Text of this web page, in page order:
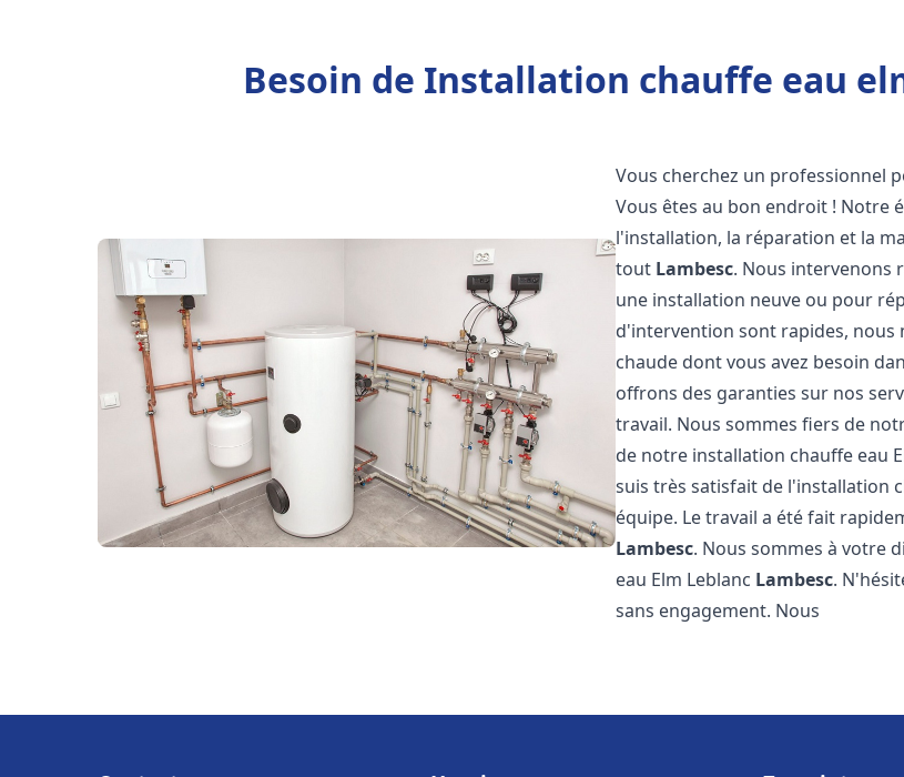
Besoin de Installation chauffe eau
Vous cherchez un professionnel
Vous êtes au bon endroit ! Notre
l'installation, la réparation et la
tout Lambesc. Nous intervenons
une installation neuve ou pour
d'intervention sont rapides, nous
chaude dont vous avez besoin
offrons des garanties sur nos
travail. Nous sommes fiers de
de notre installation chauffe eau
suis très satisfait de l'installation
équipe. Le travail a été fait
Lambesc. Nous sommes à votre
eau Elm Leblanc Lambesc.
sans engagement. Nous